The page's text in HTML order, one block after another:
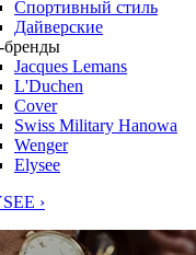
Спортивный стиль
Дайверские
бренды
Jacques Lemans
L'Duchen
Cover
Swiss Military Hanowa
Wenger
Elysee
›